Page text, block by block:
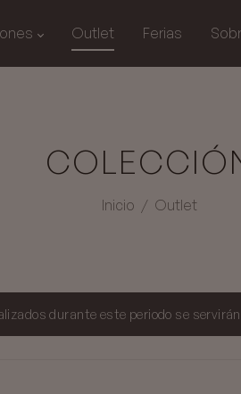
Outlet Ferias
Inicio / Outlet
durante este periodo se